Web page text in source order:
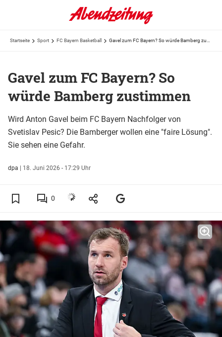
Startseite Sport FC Bayern Basketball
Gavel zum FC Bayern? So
würde Bamberg zustimmen
Wird Anton Gavel beim FC Bayern Nachfolger von
Svetislav Pesic? Die Bamberger wollen eine "faire Lösung".
Sie sehen eine Gefahr.
dpa | 18. Juni 2026 - 17:29 Uhr
0